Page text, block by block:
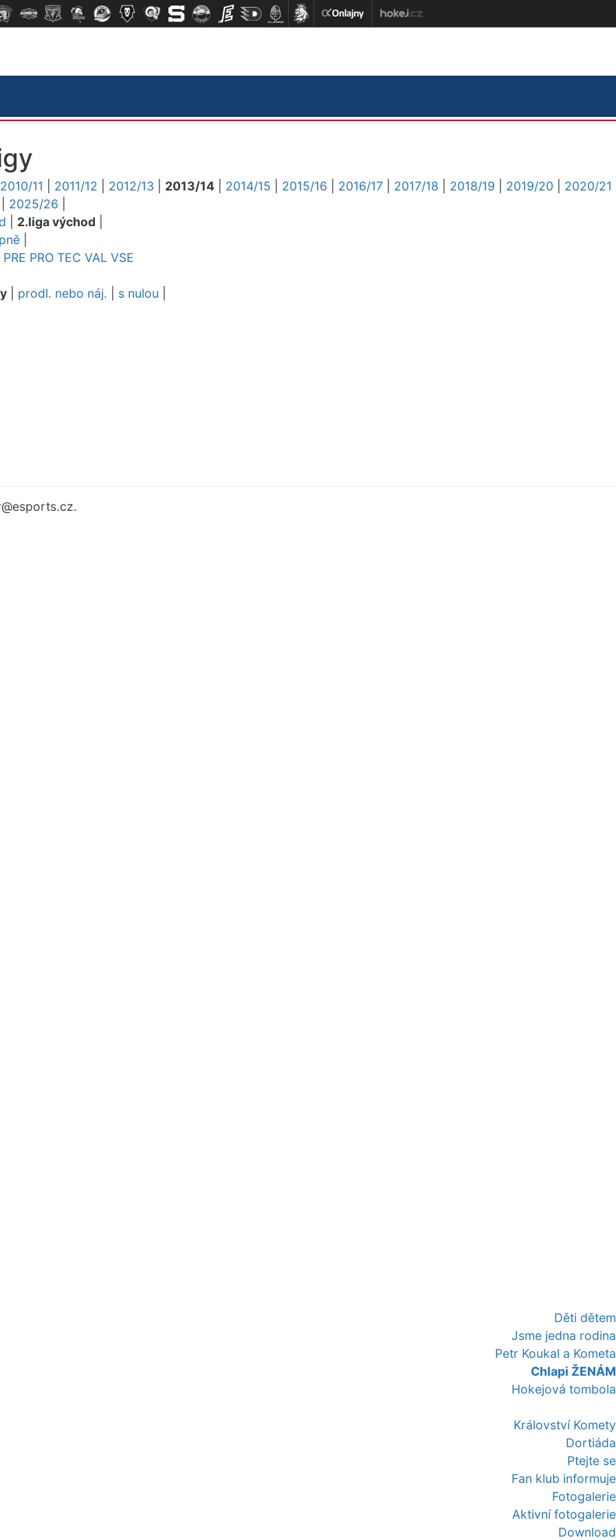
Děti dětem
Jsme jedna rodina
Petr Koukal a Kometa
Chlapi ŽENÁM
Hokejová tombola
Království Komety
Dortiáda
Ptejte se
Fan klub informuje
Fotogalerie
Aktivní fotogalerie
Download
2010/11 2011/12 2012/13 2013/14 2014/15 2015/16 2016/17 2017/18 2018/19 2019/20
2020/21
2025/26
2.liga východ
PRE PRO TEC VAL VSE
prodl. nebo náj. s nulou
@esports.cz.